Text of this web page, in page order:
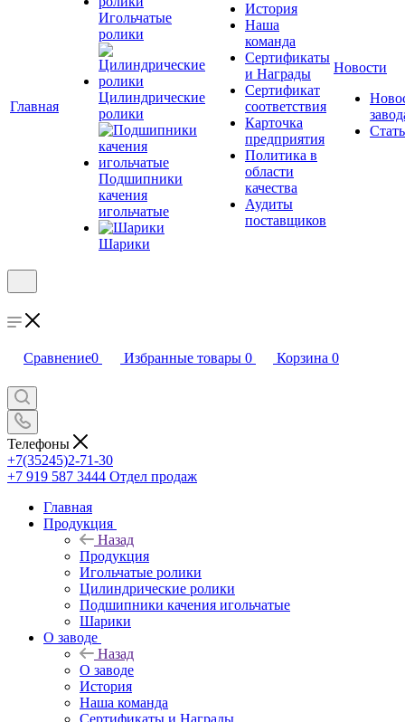
Главная
Игольчатые
ролики
Цилиндрические
ролики
Подшипники
качения
игольчатые
Шарики
История
Наша
команда
Сертификаты
и Награды
Сертификат
соответствия
Карточка
предприятия
Политика в
области
качества
Аудиты
поставщиков
Новости
Сравнение0 Избранные товары 0 Корзина 0
Телефоны
+7(35245)2-71-30
+7 919 587 3444 Отдел продаж
Главная
Продукция
Назад
Продукция
Игольчатые ролики
Цилиндрические ролики
Подшипники качения игольчатые
Шарики
О заводе
Назад
О заводе
История
Наша команда
Сертификаты и Награды